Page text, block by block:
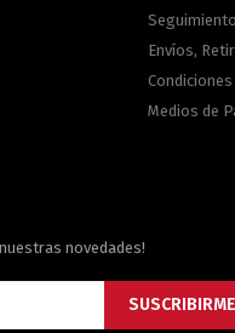
Envíos,
Medios de
novedades!
SUSCRIBIRME